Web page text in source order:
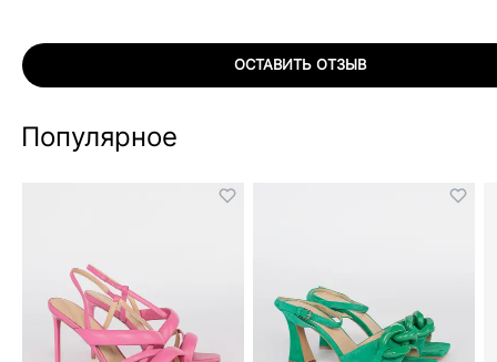
ОСТАВИТЬ ОТЗЫВ
Популярное